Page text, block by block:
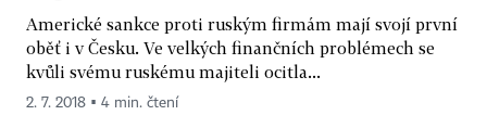
Americké sankce proti ruským firmám mají svojí první
oběť i v Česku. Ve velkých finančních problémech se
kvůli svému ruskému majiteli ocitla...
2. 7. 2018 ▪ 4 min. čtení